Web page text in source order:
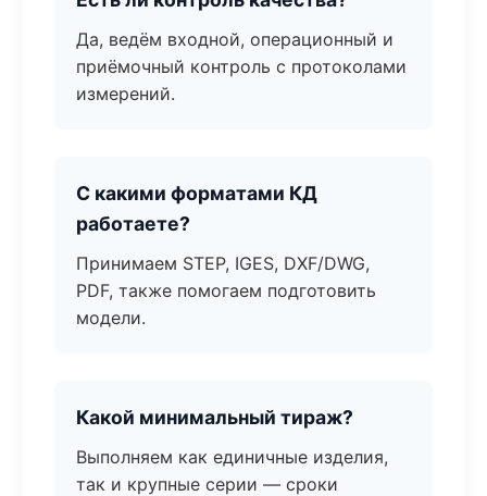
Да, ведём входной, операционный и
приёмочный контроль с протоколами
измерений.
С какими форматами КД
работаете?
Принимаем STEP, IGES, DXF/DWG,
PDF, также помогаем подготовить
модели.
Какой минимальный тираж?
Выполняем как единичные изделия,
так и крупные серии — сроки